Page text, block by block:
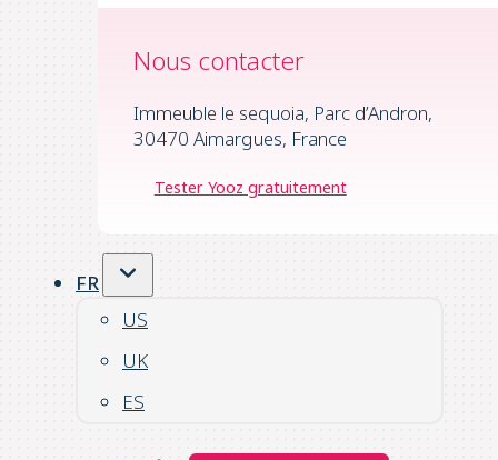
Nous contacter
Immeuble le sequoia, Parc d’Andron,
30470 Aimargues, France
Tester Yooz gratuitement
FR
US
UK
ES